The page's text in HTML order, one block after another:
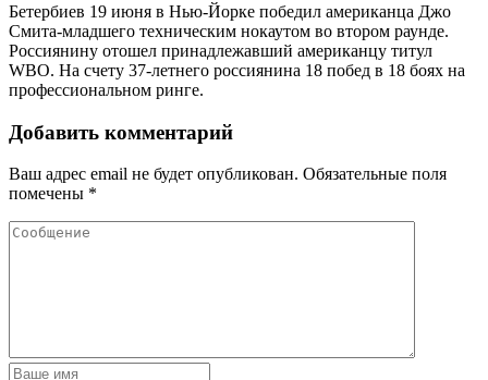
Бетербиев 19 июня в Нью-Йорке победил американца Джо
Смита-младшего техническим нокаутом во втором раунде.
Россиянину отошел принадлежавший американцу титул
WBO. На счету 37-летнего россиянина 18 побед в 18 боях на
профессиональном ринге.
Добавить комментарий
Ваш адрес email не будет опубликован. Обязательные поля
помечены *